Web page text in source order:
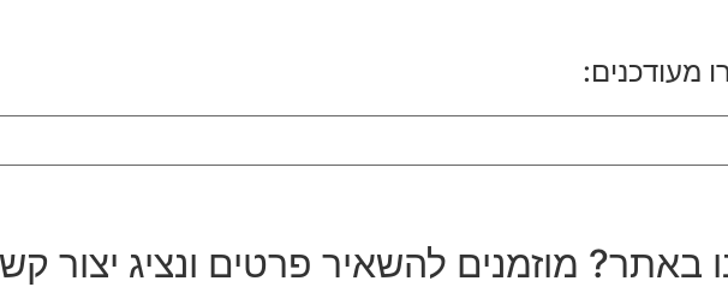
מעודכנים:
באתר? מוזמנים להשאיר פרטים ונציג יצור